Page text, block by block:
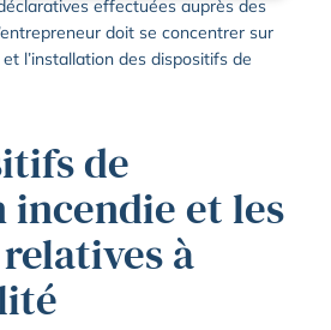
effectuées auprès des
doit se concentrer sur
l’installation des dispositifs de
de
et les
à